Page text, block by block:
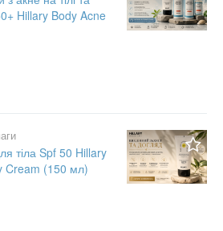
Hillary Body Acne
тіла Spf 50 Hillary
Cream (150 мл)